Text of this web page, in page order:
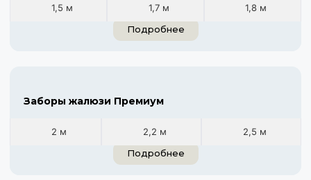
1,5 м 1,7 м
1,8 м
Подробнее
Заборы жалюзи Премиум
2 м 2,2 м
2,5 м
Подробнее